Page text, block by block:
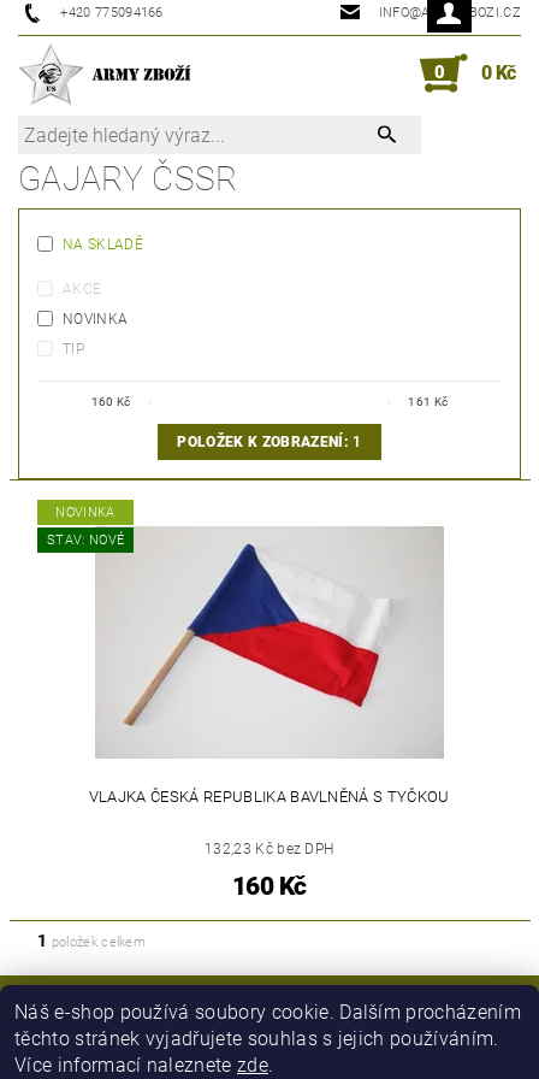
+420 775094166 INFO@ARMYZBOZI.CZ
0 0 Kč
GAJARY ČSSR
NA SKLADĚ
AKCE
NOVINKA
TIP
160 Kč 161 Kč
POLOŽEK K ZOBRAZENÍ: 1
NOVINKA
STAV: NOVÉ
VLAJKA ČESKÁ REPUBLIKA BAVLNĚNÁ S TYČKOU
132,23 Kč bez DPH
160 Kč
1 položek celkem
Náš e-shop používá soubory cookie. Dalším procházením
těchto stránek vyjadřujete souhlas s jejich používáním.
Více informací naleznetezde.